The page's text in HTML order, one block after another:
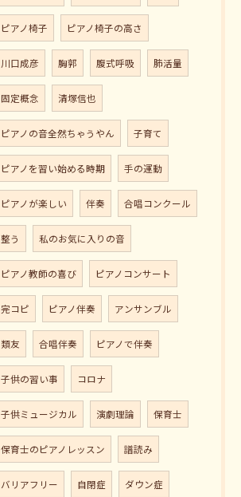
ピアノ椅子 ピアノ椅子の高さ
川口成彦 胸郭 腹式呼吸 肺活量
固定概念 清塚信也
ピアノの音全然ちゃうやん 子育て
ピアノを習い始める時期 手の運動
ピアノが楽しい 伴奏 合唱コンクール
整う 私のお気に入りの音
ピアノ教師の喜び ピアノコンサート
完コピ ピアノ伴奏 アンサンブル
類友 合唱伴奏 ピアノで伴奏
子供の習い事 コロナ
子供ミュージカル 演劇理論 保育士
保育士のピアノレッスン 譜読み
バリアフリー 自閉症 ダウン症